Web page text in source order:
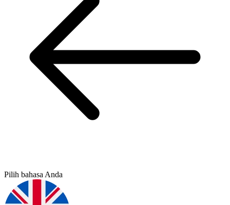
Pilih bahasa Anda